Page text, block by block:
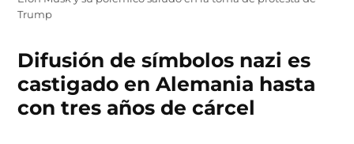
Trump
Difusión de símbolos nazi es
castigado en Alemania hasta
con tres años de cárcel